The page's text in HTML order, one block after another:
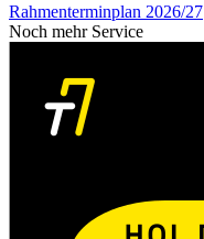
Rahmenterminplan 2026/27
Noch mehr Service